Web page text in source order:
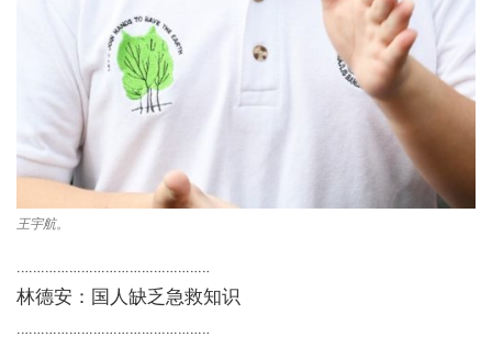
王宇航。
…………………………………………
林德安：国人缺乏急救知识
…………………………………………